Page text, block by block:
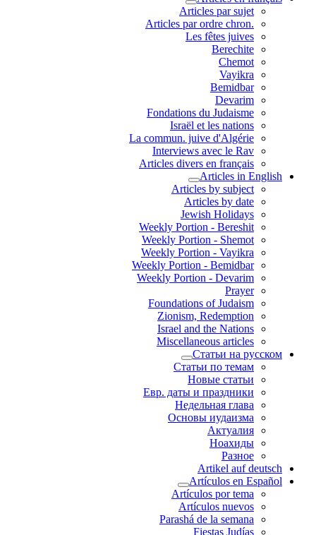
Articles par sujet
.Articles par ordre chron
Les fêtes juives
Berechite
Chemot
Vayikra
Bemidbar
Devarim
Fondations du Judaisme
Israël et les nations
La commun. juive d'Algérie
Interviews avec le Rav
Articles divers en français
Articles in English
Articles by subject
Articles by date
Jewish Holidays
Weekly Portion - Bereshit
Weekly Portion - Shemot
Weekly Portion - Vayikra
Weekly Portion - Bemidbar
Weekly Portion - Devarim
Prayer
Foundations of Judaism
Zionism, Redemption
Israel and the Nations
Miscellaneous articles
Статьи на русском
Статьи по темам
Новые статьи
Евр. даты и праздники
Недельная глава
Основы иудаизма
Актуалия
Ноахиды
Разное
Artikel auf deutsch
Artículos en Español
Artículos por tema
Artículos nuevos
Parashá de la semana
Fiestas Judías